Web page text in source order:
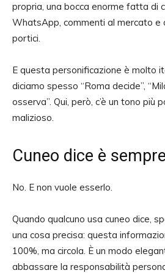
propria, una bocca enorme fatta di
WhatsApp, commenti al mercato e
portici.
E questa personificazione è molto
diciamo spesso “Roma decide”,
osserva”. Qui, però, c’è un tono più
malizioso.
Cuneo dice è
No. E non vuole esserlo.
Quando qualcuno usa cuneo dice,
una cosa precisa: questa
100%, ma circola. È un modo
abbassare la responsabilità